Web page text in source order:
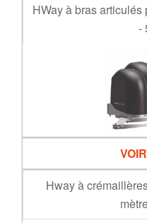
HWay à bras
-
Hway à